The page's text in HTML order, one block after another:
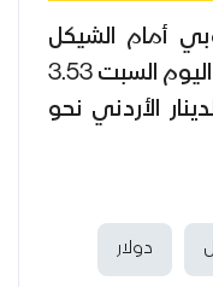
أمام الشيكل
في تعاملات الأسواق المحلية اليوم السبت 3.53
الأردني نحو
دولار